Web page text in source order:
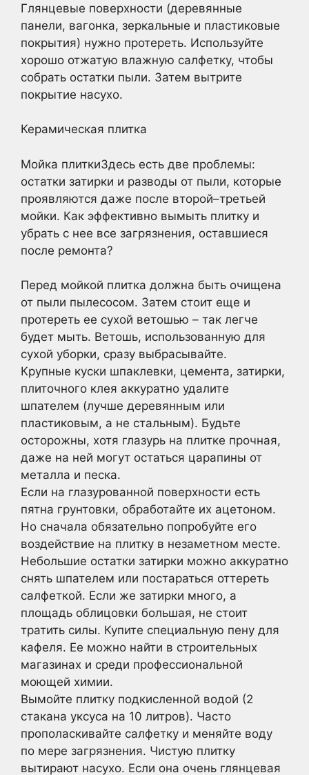
Глянцевые поверхности (деревянные
панели, вагонка, зеркальные и пластиковые
покрытия) нужно протереть. Используйте
хорошо отжатую влажную салфетку, чтобы
собрать остатки пыли. Затем вытрите
покрытие насухо.
Керамическая плитка
Мойка плиткиЗдесь есть две проблемы:
остатки затирки и разводы от пыли, которые
проявляются даже после второй–третьей
мойки. Как эффективно вымыть плитку и
убрать с нее все загрязнения, оставшиеся
после ремонта?
Перед мойкой плитка должна быть очищена
от пыли пылесосом. Затем стоит еще и
протереть ее сухой ветошью – так легче
будет мыть. Ветошь, использованную для
сухой уборки, сразу выбрасывайте.
Крупные куски шпаклевки, цемента, затирки,
плиточного клея аккуратно удалите
шпателем (лучше деревянным или
пластиковым, а не стальным). Будьте
осторожны, хотя глазурь на плитке прочная,
даже на ней могут остаться царапины от
металла и песка.
Если на глазурованной поверхности есть
пятна грунтовки, обработайте их ацетоном.
Но сначала обязательно попробуйте его
воздействие на плитку в незаметном месте.
Небольшие остатки затирки можно аккуратно
снять шпателем или постараться оттереть
салфеткой. Если же затирки много, а
площадь облицовки большая, не стоит
тратить силы. Купите специальную пену для
кафеля. Ее можно найти в строительных
магазинах и среди профессиональной
моющей химии.
Вымойте плитку подкисленной водой (2
стакана уксуса на 10 литров). Часто
прополаскивайте салфетку и меняйте воду
по мере загрязнения. Чистую плитку
вытирают насухо. Если она очень глянцевая